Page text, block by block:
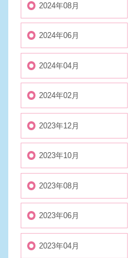
2024年08月
2024年06月
2024年04月
2024年02月
2023年12月
2023年10月
2023年08月
2023年06月
2023年04月